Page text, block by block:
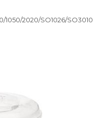
1050/2020/SO1026/SO3010